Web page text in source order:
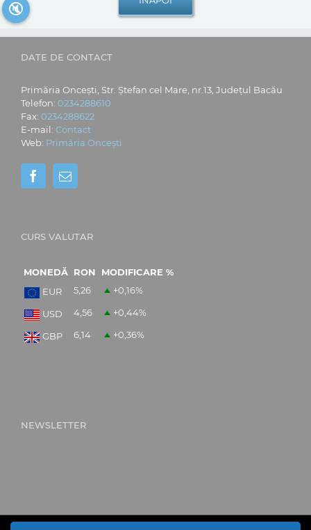
DATE DE CONTACT
Primăria Oncești, Str. Ștefan cel Mare, nr.13, Județul Bacău
Telefon: 0234288610
Fax: 0234288622
E-mail: Contact
Web: Primăria Oncești
CURS VALUTAR
MONEDĂ RON
MODIFICARE %
EUR
5,26 +0,16%
USD 4,56 +0,44%
GBP 6,14 +0,36%
NEWSLETTER
🔇